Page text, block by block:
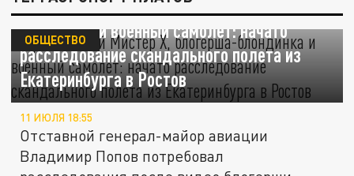
Кремлевский "Мистер Х", блогерша-
блондинка и военный самолет: начато
расследование скандального полета из
Екатеринбурга в Ростов
ОБЩЕСТВО
11 ИЮЛЯ 18:55
Отставной генерал-майор авиации
Владимир Попов потребовал